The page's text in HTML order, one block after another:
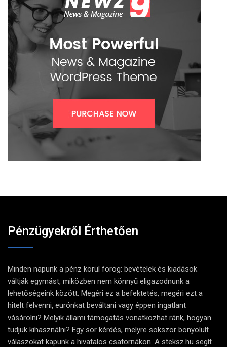
Pénzügyekről Érthetően
Minden napunk a pénz körül forog: bevételek és kiadások
váltják egymást, miközben nem könnyű eligazodnunk a
lehetőségeink között. Megéri ez a befektetés, megéri ezt a
hitelt felvenni, eurónkat beváltani vagy éppen ingatlant
vásárolni? Melyik állami támogatás vonatkozhat ránk, hogyan
tudjuk kihasználni? Egy sor kérdés, melyre sokszor bonyolult
válaszokat kapunk a hivatalos csatornákon. A steksz.hu segít